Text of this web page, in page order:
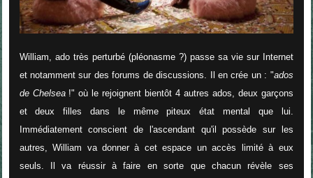
William, ado très perturbé (pléonasme ?) passe sa vie sur Internet
et notamment sur des forums de discussions. Il en crée un : "ados
de Chelsea!" où le rejoignent bientôt 4 autres ados, deux garçons
et deux filles dans le même piteux état mental que lui.
Immédiatement conscient de l'ascendant qu'il possède sur les
autres, William va donner à cet espace un accès limité à eux
seuls. Il va réussir à faire en sorte que chacun révèle ses